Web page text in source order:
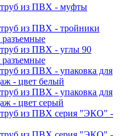
труб из ПВХ - муфты
из ПВХ - тройники
разъемные
из ПВХ - углы 90
разъемные
из ПВХ - упаковка для
- цвет белый
из ПВХ - упаковка для
- цвет серый
труб из ПВХ серия "ЭКО" -